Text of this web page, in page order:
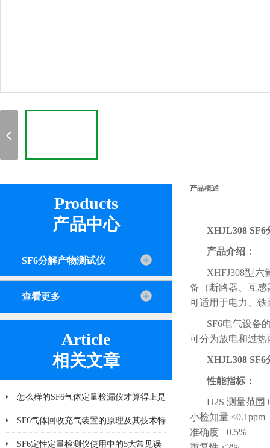
Products
产品中心
SF6分解产物测试仪
查看更多
Article
相关文章
怎么样的SF6气体定量检漏仪才算得上是
好产品
SF6气体回收充气装置的原理及其技术特
点分析
SF6定性定量检测仪使用中的5大常见误
产品概述
XHJL308 SF6
产品介绍：
XHFJ308型六
备（断路器、互
可适用于电力、铁
SF6电气设备
可分为放电和过
XHJL308 SF6
性能指标：
H2S 测量范围
小检知量 ≤0.1ppm
准确度 ±0.5%